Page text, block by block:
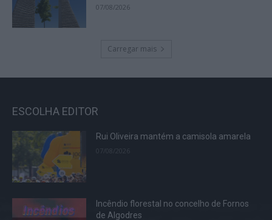
07/08/2026
Carregar mais
ESCOLHA EDITOR
Rui Oliveira mantém a camisola amarela
07/08/2026
Incêndio florestal no concelho de Fornos
de Algodres